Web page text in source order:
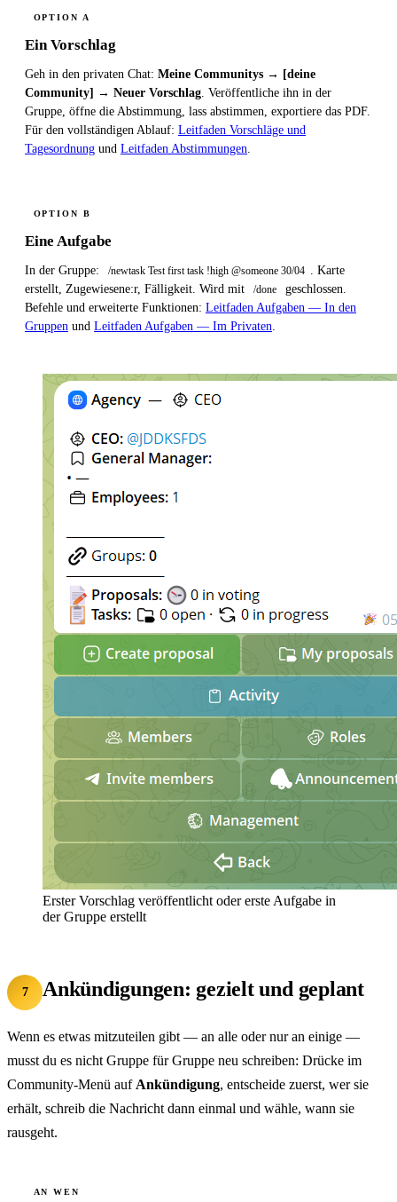
OPTION A
Ein Vorschlag
Geh in den privaten Chat: Meine Communitys → [deine
Community] → Neuer Vorschlag. Veröffentliche ihn in der
Gruppe, öffne die Abstimmung, lass abstimmen, exportiere das PDF.
Für den vollständigen Ablauf: Leitfaden Vorschläge und
Tagesordnung und Leitfaden Abstimmungen.
OPTION B
Eine Aufgabe
In der Gruppe: /newtask Test first task !high @someone 30/04
. Karte
erstellt, Zugewiesene:r, Fälligkeit. Wird mit
/done
geschlossen.
Befehle und erweiterte Funktionen: Leitfaden Aufgaben — In den
Gruppen und Leitfaden Aufgaben — Im Privaten
Erster Vorschlag veröffentlicht oder erste Aufgabe in
der Gruppe erstellt
7 Ankündigungen: gezielt und geplant
Wenn es etwas mitzuteilen gibt — an alle oder nur an einige —
musst du es nicht Gruppe für Gruppe neu schreiben: Drücke im
Community-Menü auf Ankündigung, entscheide zuerst, wer sie
erhält, schreib die Nachricht dann einmal und wähle, wann sie
rausgeht.
AN WEN